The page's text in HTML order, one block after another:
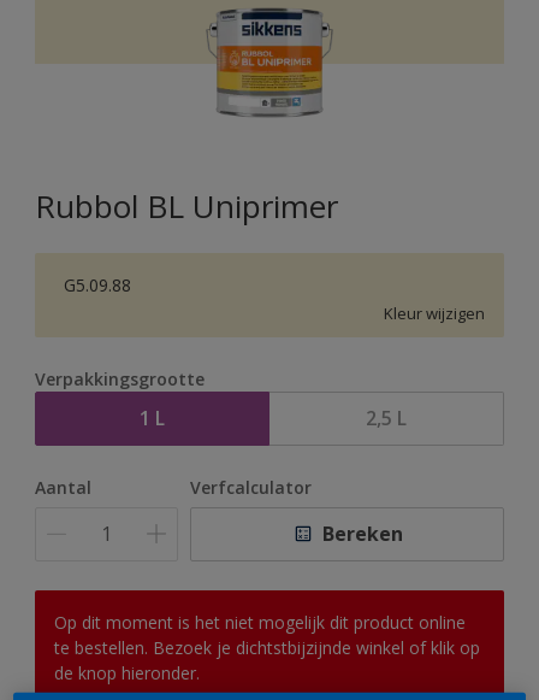
Rubbol BL Uniprimer
G5.09.88
Kleur wijzigen
Verpakkingsgrootte
1 L 2,5 L
Aantal Verfcalculator
Bereken
Op dit moment is het niet mogelijk dit product online
te bestellen. Bezoek je dichtstbijzijnde winkel of klik op
de knop hieronder.